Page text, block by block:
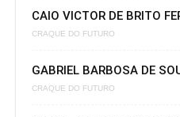
CAIO VICTOR DE BRITO
CRAQUE DO FUTURO
GABRIEL BARBOSA DE
CRAQUE DO FUTURO